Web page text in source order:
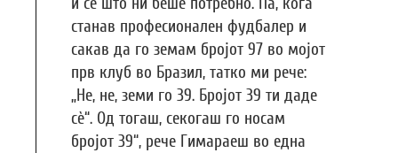
станав професионален фудбалер и
сакав да го земам бројот 97 во мојот
прв клуб во Бразил, татко ми рече:
„Не, не, земи го 39. Бројот 39 ти даде
сè“. Од тогаш, секогаш го носам
бројот 39“, рече Гимараеш во една